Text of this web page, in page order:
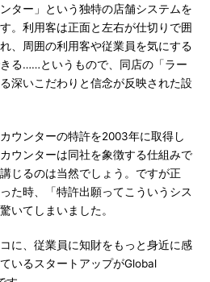
ター」という独特の店舗システムを
。利用客は正面と左右が仕切りで囲
、周囲の利用客や従業員を気にする
る……というもので、同店の「ラー
深いこだわりと信念が反映された設
ウンターの特許を2003年に取得し
ウンターは同社を象徴する仕組みで
じるのは当然でしょう。ですが正
た時、「特許出願ってこういうシス
いてしまいました。
に、従業員に知財をもっと身近に感
いるスタートアップがGlobal